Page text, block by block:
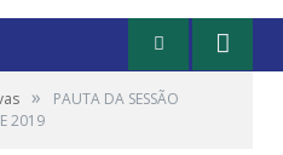
»
PAUTA DA SESSÃO
2019